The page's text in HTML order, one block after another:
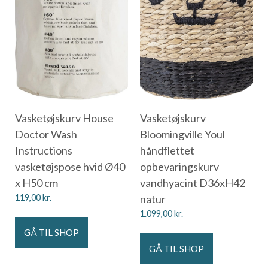
Vasketøjskurv House
Doctor Wash
Instructions
vasketøjspose hvid Ø40
x H50 cm
119,00kr.
GÅ TIL SHOP
Vasketøjskurv
Bloomingville Youl
håndflettet
opbevaringskurv
vandhyacint D36xH42
natur
1.099,00kr.
GÅ TIL SHOP